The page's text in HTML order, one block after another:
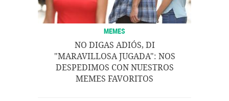
MEMES
NO DIGAS ADIÓS, DI
"MARAVILLOSA JUGADA": NOS
DESPEDIMOS CON NUESTROS
MEMES FAVORITOS